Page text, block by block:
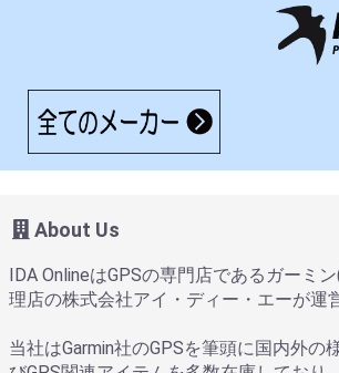
About Us
IDA OnlineはGPSの専門店であるガーミ
理店の株式会社アイ・ディー・エーが運
当社はGarmin社のGPSを筆頭に国内外の